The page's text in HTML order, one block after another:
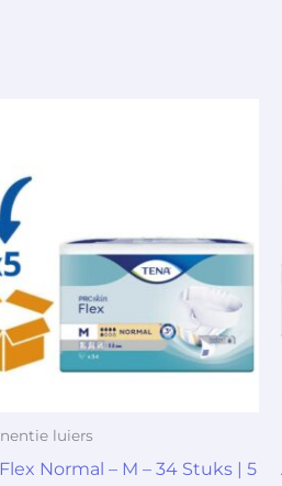
luiers
Normal – M – 34 Stuks | 5